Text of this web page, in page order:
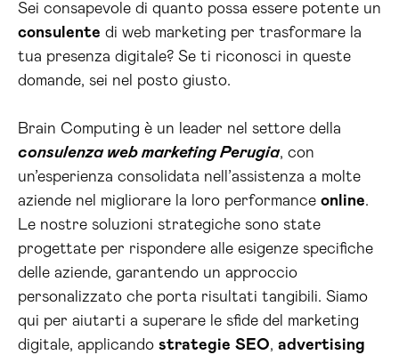
Sei consapevole di quanto possa essere potente un
consulente di web marketing per trasformare la
tua presenza digitale? Se ti riconosci in queste
domande, sei nel posto giusto.
Brain Computing è un leader nel settore della
consulenza web marketing Perugia, con
un’esperienza consolidata nell’assistenza a molte
aziende nel migliorare la loro performance online.
Le nostre soluzioni strategiche sono state
progettate per rispondere alle esigenze specifiche
delle aziende, garantendo un approccio
personalizzato che porta risultati tangibili. Siamo
qui per aiutarti a superare le sfide del marketing
digitale, applicando strategie SEO, advertising